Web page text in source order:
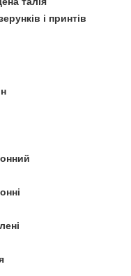
і принтів